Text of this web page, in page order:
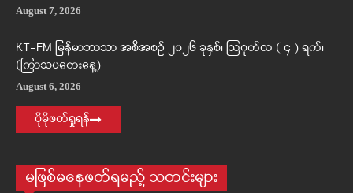
August 7, 2026
KT-FM မြန်မာဘာသာ အစီအစဉ် ၂၀၂၆ ခုနှစ်၊ ဩဂုတ်လ ( ၄ ) ရက်၊
(ကြာသပတေးနေ့)
August 6, 2026
ပိုမိုဖတ်ရှုရန်
မဖြစ်မနေဖတ်ရမည့် သတင်းများ